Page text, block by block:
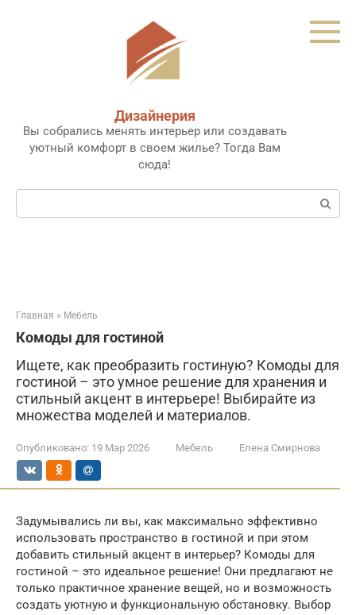
Дизайнерия
Вы собрались менять интерьер или создавать
уютный комфорт в своем жилье? Тогда Вам
сюда!
Поиск:
Главная » Мебель
Комоды для гостиной
Ищете, как преобразить гостиную? Комоды для
гостиной – это умное решение для хранения и
стильный акцент в интерьере! Выбирайте из
множества моделей и материалов.
Опубликовано: 19 Мар 2026 Мебель Елена Смирнова
Задумывались ли вы, как максимально эффективно
использовать пространство в гостиной и при этом
добавить стильный акцент в интерьер? Комоды для
гостиной – это идеальное решение! Они предлагают не
только практичное хранение вещей, но и возможность
создать уютную и функциональную обстановку. Выбор